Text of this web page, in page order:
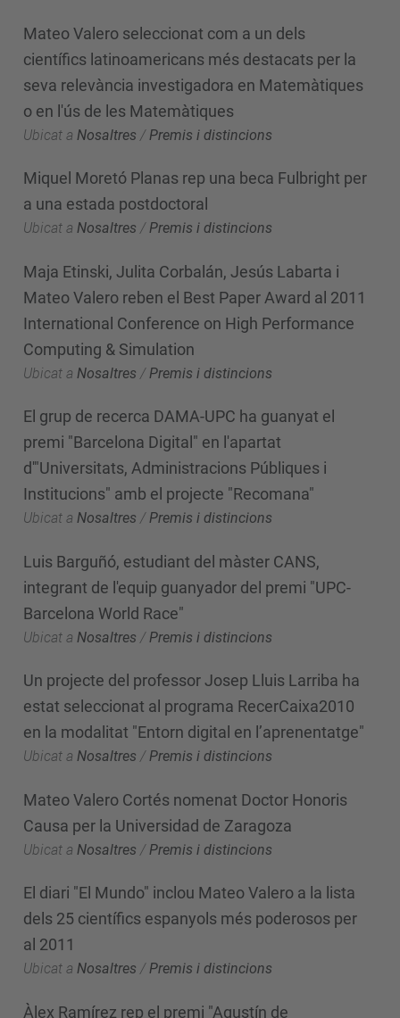
Mateo Valero seleccionat com a un dels
científics latinoamericans més destacats per la
seva relevància investigadora en Matemàtiques
o en l'ús de les Matemàtiques
Ubicat a Nosaltres / Premis i distincions
Miquel Moretó Planas rep una beca Fulbright per
a una estada postdoctoral
Ubicat a Nosaltres /Premis i distincions
Maja Etinski, Julita Corbalán, Jesús Labarta i
Mateo Valero reben el Best Paper Award al 2011
International Conference on High Performance
Computing & Simulation
Ubicat a Nosaltres / Premis i distincions
El grup de recerca DAMA-UPC ha guanyat el
premi "Barcelona Digital" en l'apartat
d'"Universitats, Administracions Públiques i
Institucions" amb el projecte "Recomana"
Ubicat a Nosaltres /Premis i distincions
Luis Barguñó, estudiant del màster CANS,
integrant de l'equip guanyador del premi "UPC-
Barcelona World Race"
Ubicat a Nosaltres / Premis i distincions
Un projecte del professor Josep Lluis Larriba ha
estat seleccionat al programa RecerCaixa2010
en la modalitat "Entorn digital en l’aprenentatge"
Ubicat a Nosaltres /Premis i distincions
Mateo Valero Cortés nomenat Doctor Honoris
Causa per la Universidad de Zaragoza
Ubicat a Nosaltres / Premis i distincions
El diari "El Mundo" inclou Mateo Valero a la lista
dels 25 científics espanyols més poderosos per
al 2011
Ubicat a Nosaltres /Premis i distincions
Àlex Ramírez rep el premi "Agustín de